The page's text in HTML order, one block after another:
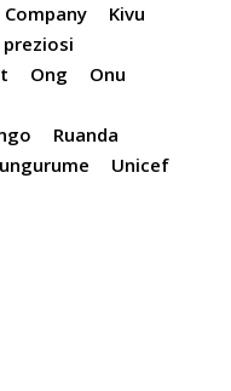
Kivu
Ong
Onu
Ruanda
Unicef